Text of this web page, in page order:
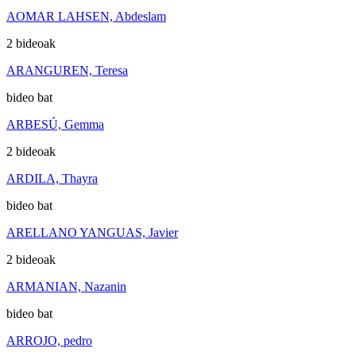
AOMAR LAHSEN, Abdeslam
2 bideoak
ARANGUREN, Teresa
bideo bat
ARBESÚ, Gemma
2 bideoak
ARDILA, Thayra
bideo bat
ARELLANO YANGUAS, Javier
2 bideoak
ARMANIAN, Nazanin
bideo bat
ARROJO, pedro